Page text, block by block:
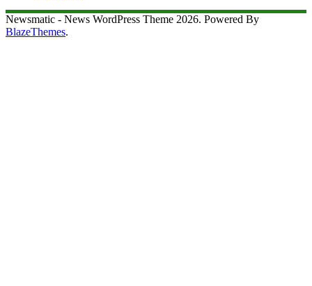
Newsmatic - News WordPress Theme 2026. Powered By
BlazeThemes.